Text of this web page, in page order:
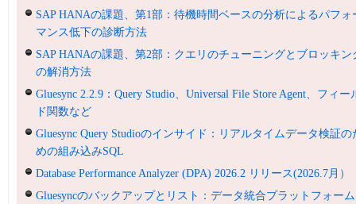
SAP HANAの課題、第1部：待機時間ベースの分析によるパフォ
マンス低下の診断方法
SAP HANAの課題、第2部：クエリのチューニングとブロッキン
の解消方法
Gluesync 2.2.9：Query Studio、Universal File Store Agent、フィー
ド関数など
Gluesync Query Studioのインサイド：リアルタイムデータ検証の
めの組み込みSQL
Database Performance Analyzer (DPA) 2026.2 リリース(2026.7月）
Gluesyncのバックアップとリスト：データ統合プラットフォーム